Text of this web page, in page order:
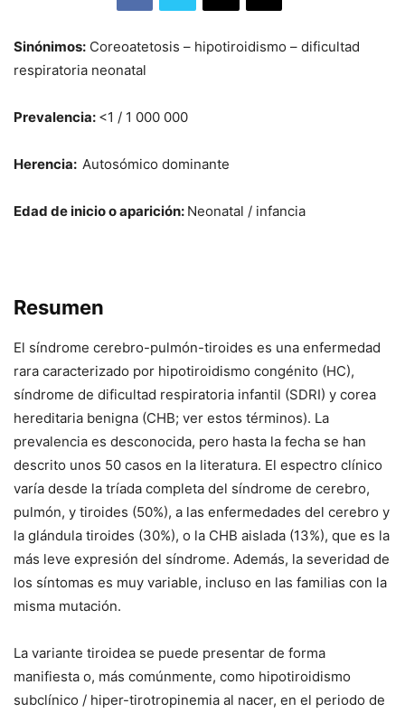
Sinónimos: Coreoatetosis – hipotiroidismo – dificultad
respiratoria neonatal
Prevalencia: <1 / 1 000 000
Herencia: Autosómico dominante
Edad de inicio o aparición: Neonatal / infancia
Resumen
El síndrome cerebro-pulmón-tiroides es una enfermedad
rara caracterizado por hipotiroidismo congénito (HC),
síndrome de dificultad respiratoria infantil (SDRI) y corea
hereditaria benigna (CHB; ver estos términos). La
prevalencia es desconocida, pero hasta la fecha se han
descrito unos 50 casos en la literatura. El espectro clínico
varía desde la tríada completa del síndrome de cerebro,
pulmón, y tiroides (50%), a las enfermedades del cerebro y
la glándula tiroides (30%), o la CHB aislada (13%), que es la
más leve expresión del síndrome. Además, la severidad de
los síntomas es muy variable, incluso en las familias con la
misma mutación.
La variante tiroidea se puede presentar de forma
manifiesta o, más comúnmente, como hipotiroidismo
subclínico / hiper-tirotropinemia al nacer, en el periodo de